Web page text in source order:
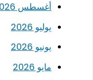
أغسطس 2026
يوليو 2026
يونيو 2026
مايو 2026